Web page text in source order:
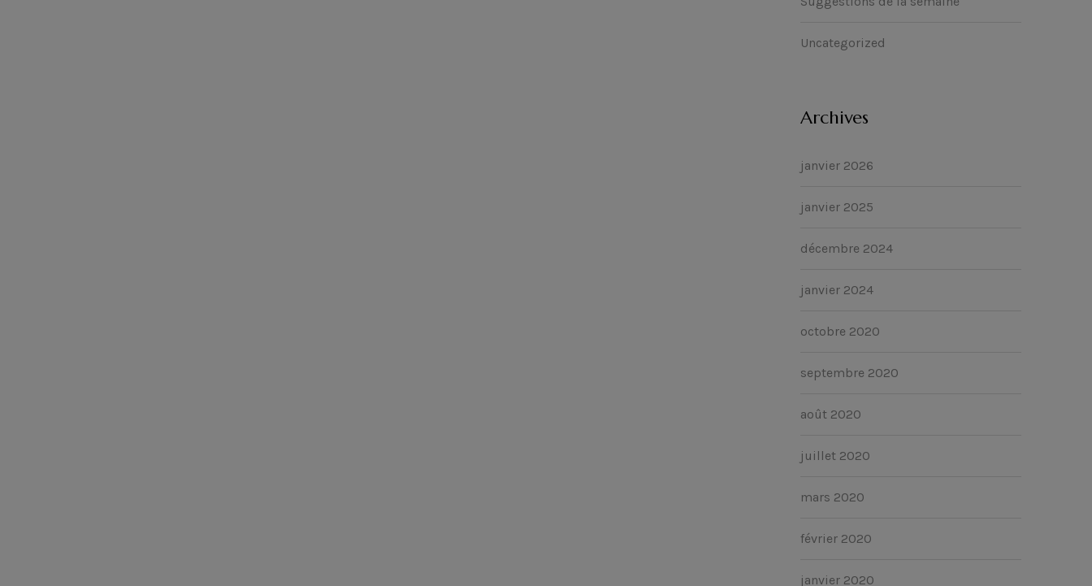
Uncategorized
Archives
janvier 2026
janvier 2025
décembre 2024
janvier 2024
octobre 2020
septembre 2020
août 2020
juillet 2020
mars 2020
février 2020
janvier 2020